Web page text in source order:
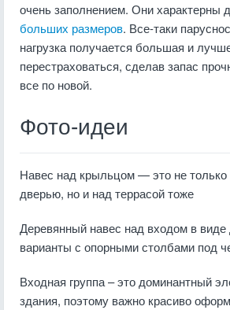
очень заполнением. Они характерны
больших размеров. Все-таки
нагрузка получается большая и
перестраховаться, сделав запас
все по новой.
Фото-идеи
Навес над крыльцом — это не только
дверью, но и над террасой тоже
Деревянный навес над входом в
варианты с опорными столбами под
Входная группа – это доминантный
здания, поэтому важно красиво